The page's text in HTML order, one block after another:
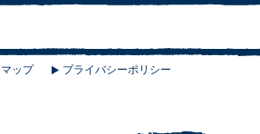
ップ プライバシーポリシー